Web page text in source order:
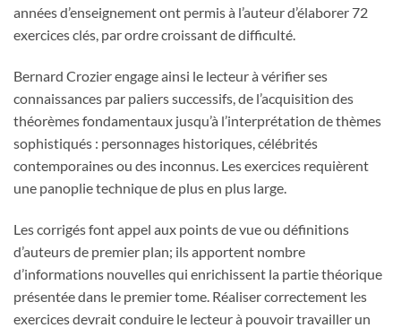
années d’enseignement ont permis à l’auteur d’élaborer 72
exercices clés, par ordre croissant de difficulté.
Bernard Crozier engage ainsi le lecteur à vérifier ses
connaissances par paliers successifs, de l’acquisition des
théorèmes fondamentaux jusqu’à l’interprétation de thèmes
sophistiqués : personnages historiques, célébrités
contemporaines ou des inconnus. Les exercices requièrent
une panoplie technique de plus en plus large.
Les corrigés font appel aux points de vue ou définitions
d’auteurs de premier plan; ils apportent nombre
d’informations nouvelles qui enrichissent la partie théorique
présentée dans le premier tome. Réaliser correctement les
exercices devrait conduire le lecteur à pouvoir travailler un